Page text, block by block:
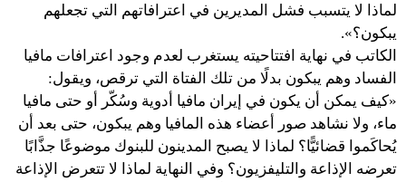
لماذا لا يتسبب فشل المديرين في اعترافاتهم التي تجعلهم
يبكون؟».
الكاتب في نهاية افتتاحيته يستغرب لعدم وجود اعترافات مافيا
الفساد وهم يبكون بدلًا من تلك الفتاة التي ترقص، ويقول:
«كيف يمكن أن يكون في إيران مافيا أدوية وسُكّر أو حتى مافيا
ماء، ولا نشاهد صور أعضاء هذه المافيا وهم يبكون، حتى بعد أن
يُحاكَموا قضائيًّا؟ لماذا لا يصبح المدينون للبنوك موضوعًا جذَّابًا
تعرضه الإذاعة والتليفزيون؟ وفي النهاية لماذا لا تتعرض الإذاعة